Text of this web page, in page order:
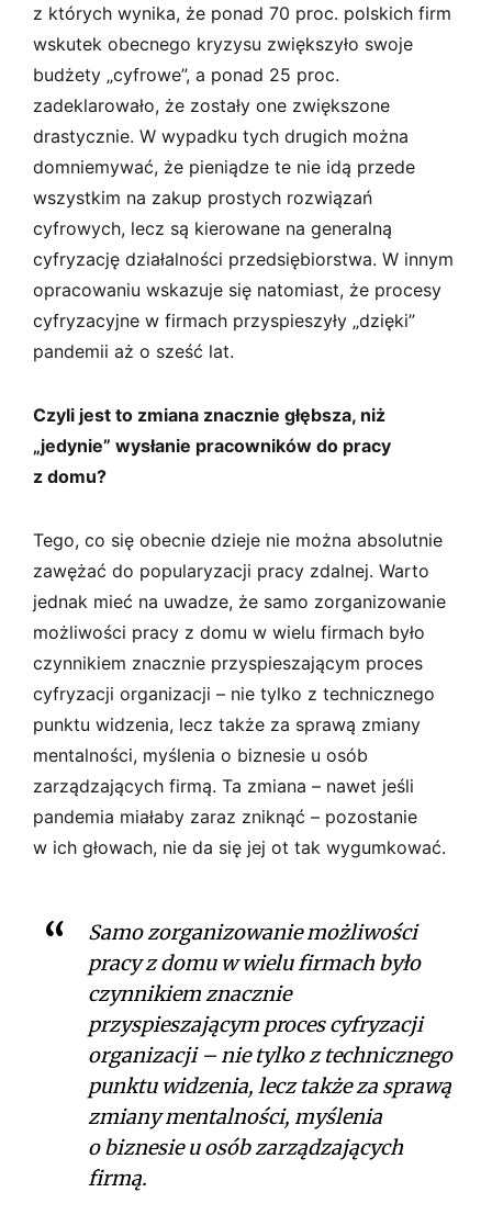
z których wynika, że ponad 70 proc. polskich firm
wskutek obecnego kryzysu zwiększyło swoje
budżety „cyfrowe”, a ponad 25 proc.
zadeklarowało, że zostały one zwiększone
drastycznie. W wypadku tych drugich można
domniemywać, że pieniądze te nie idą przede
wszystkim na zakup prostych rozwiązań
cyfrowych, lecz są kierowane na generalną
cyfryzację działalności przedsiębiorstwa. W innym
opracowaniu wskazuje się natomiast, że procesy
cyfryzacyjne w firmach przyspieszyły „dzięki”
pandemii aż o sześć lat.
Czyli jest to zmiana znacznie głębsza, niż
„jedynie” wysłanie pracowników do pracy
z domu?
Tego, co się obecnie dzieje nie można absolutnie
zawężać do popularyzacji pracy zdalnej. Warto
jednak mieć na uwadze, że samo zorganizowanie
możliwości pracy z domu w wielu firmach było
czynnikiem znacznie przyspieszającym proces
cyfryzacji organizacji – nie tylko z technicznego
punktu widzenia, lecz także za sprawą zmiany
mentalności, myślenia o biznesie u osób
zarządzających firmą. Ta zmiana – nawet jeśli
pandemia miałaby zaraz zniknąć – pozostanie
w ich głowach, nie da się jej ot tak wygumkować.
Samo zorganizowanie możliwości
pracy z domu w wielu firmach było
czynnikiem znacznie
przyspieszającym proces cyfryzacji
organizacji – nie tylko z technicznego
punktu widzenia, lecz także za sprawą
zmiany mentalności, myślenia
o biznesie u osób zarządzających
firmą.